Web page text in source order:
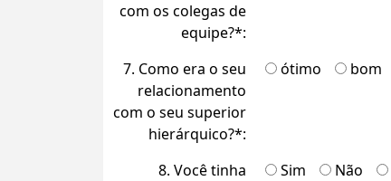
com os colegas de
equipe?*:
7. Como era o seu
relacionamento
com o seu superior
hierárquico?*:
ótimo bom
8. Você tinha
Sim Não